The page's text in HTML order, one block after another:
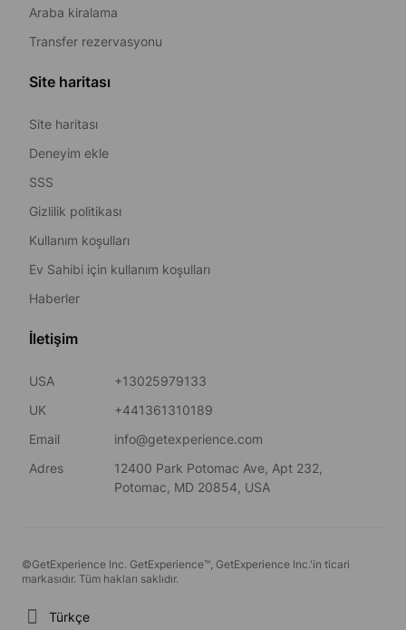
Araba kiralama
Transfer rezervasyonu
Site haritası
Site haritası
Deneyim ekle
SSS
Gizlilik politikası
Kullanım koşulları
Ev Sahibi için kullanım koşulları
Haberler
İletişim
USA
+13025979133
UK
+441361310189
Email
info@getexperience.com
Adres
12400 Park Potomac Ave, Apt 232,
Potomac, MD 20854, USA
©GetExperience Inc. GetExperience™, GetExperience Inc.'in ticari
markasıdır. Tüm hakları saklıdır.
Türkçe